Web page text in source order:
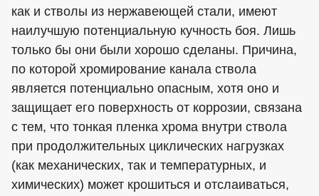
как и стволы из нержавеющей стали, имеют
наилучшую потенциальную кучность боя. Лишь
только бы они были хорошо сделаны. Причина,
по которой хромирование канала ствола
является потенциально опасным, хотя оно и
защищает его поверхность от коррозии, связана
с тем, что тонкая пленка хрома внутри ствола
при продолжительных циклических нагрузках
(как механических, так и температурных, и
химических) может крошиться и отслаиваться,